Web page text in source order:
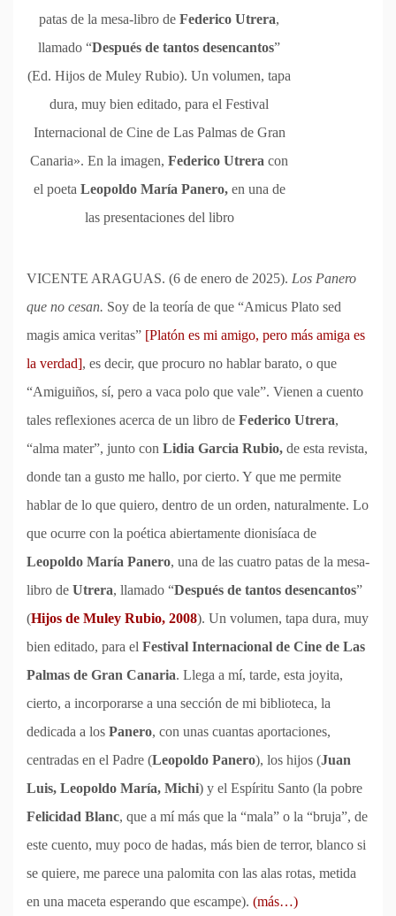
patas de la mesa-libro de Federico Utrera,
llamado “Después de tantos desencantos”
(Ed. Hijos de Muley Rubio). Un volumen, tapa
dura, muy bien editado, para el Festival
Internacional de Cine de Las Palmas de Gran
Canaria». En la imagen, Federico Utrera con
el poeta Leopoldo María Panero, en una de
las presentaciones del libro
VICENTE ARAGUAS. (6 de enero de 2025). Los Panero
que no cesan. Soy de la teoría de que “Amicus Plato sed
magis amica veritas” [Platón es mi amigo, pero más amiga es
la verdad], es decir, que procuro no hablar barato, o que
“Amiguiños, sí, pero a vaca polo que vale”. Vienen a cuento
tales reflexiones acerca de un libro de Federico Utrera,
“alma mater”, junto con Lidia Garcia Rubio, de esta revista,
donde tan a gusto me hallo, por cierto. Y que me permite
hablar de lo que quiero, dentro de un orden, naturalmente. Lo
que ocurre con la poética abiertamente dionisíaca de
Leopoldo María Panero, una de las cuatro patas de la mesa-
libro de Utrera, llamado “Después de tantos desencantos”
(Hijos de Muley Rubio, 2008). Un volumen, tapa dura, muy
bien editado, para el Festival Internacional de Cine de Las
Palmas de Gran Canaria. Llega a mí, tarde, esta joyita,
cierto, a incorporarse a una sección de mi biblioteca, la
dedicada a los Panero, con unas cuantas aportaciones,
centradas en el Padre (Leopoldo Panero), los hijos (Juan
Luis, Leopoldo María, Michi) y el Espíritu Santo (la pobre
Felicidad Blanc, que a mí más que la “mala” o la “bruja”, de
este cuento, muy poco de hadas, más bien de terror, blanco si
se quiere, me parece una palomita con las alas rotas, metida
en una maceta esperando que escampe). (más…)